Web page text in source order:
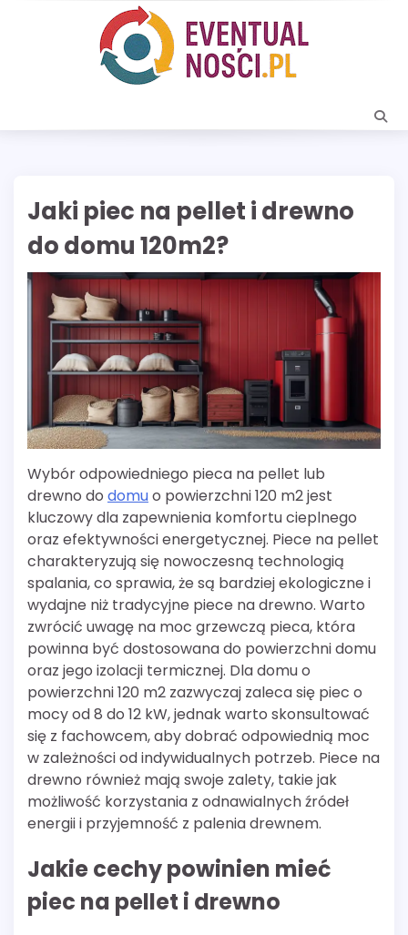
Jaki piec na pellet i drewno
do domu 120m2?
Wybór odpowiedniego pieca na pellet lub
drewno do domuo powierzchni 120 m2 jest
kluczowy dla zapewnienia komfortu cieplnego
oraz efektywności energetycznej. Piece na pellet
charakteryzują się nowoczesną technologią
spalania, co sprawia, że są bardziej ekologiczne i
wydajne niż tradycyjne piece na drewno. Warto
zwrócić uwagę na moc grzewczą pieca, która
powinna być dostosowana do powierzchni domu
oraz jego izolacji termicznej. Dla domu o
powierzchni 120 m2 zazwyczaj zaleca się piec o
mocy od 8 do 12 kW, jednak warto skonsultować
się z fachowcem, aby dobrać odpowiednią moc
w zależności od indywidualnych potrzeb. Piece na
drewno również mają swoje zalety, takie jak
możliwość korzystania z odnawialnych źródeł
energii i przyjemność z palenia drewnem.
Jakie cechy powinien mieć
piec na pellet i drewno